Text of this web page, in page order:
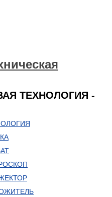
ТЕХНОЛОГИЯ -